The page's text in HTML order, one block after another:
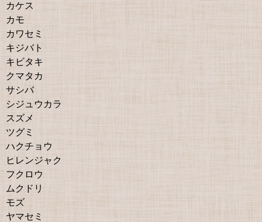
カケス
カモ
カワセミ
キジバト
キビタキ
クマタカ
サシバ
シジュウカラ
スズメ
ツグミ
ハクチョウ
ヒレンジャク
フクロウ
ムクドリ
モズ
ヤマセミ